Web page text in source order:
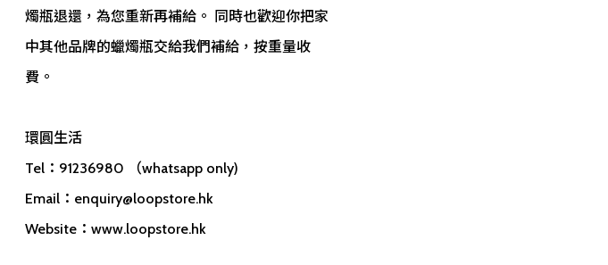
燭瓶退還，為您重新再補給。 同時也歡迎你把家
中其他品牌的蠟燭瓶交給我們補給，按重量收
費。
環圓生活
Tel：91236980 （whatsapp only)
Email： enquiry@loopstore.hk
Website：www.loopstore.hk